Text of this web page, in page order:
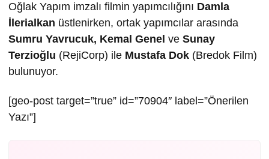
Oğlak Yapım imzalı filmin yapımcılığını Damla
İlerialkan üstlenirken, ortak yapımcılar arasında
Sumru Yavrucuk, Kemal Genel ve Sunay
Terzioğlu (RejiCorp) ile Mustafa Dok (Bredok Film)
bulunuyor.
[geo-post target=”true” id=”70904″ label=”Önerilen
Yazı”]